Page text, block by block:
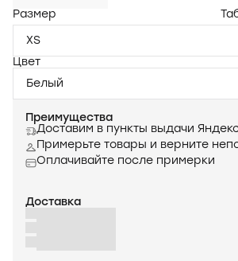
Размер
XS
Цвет
Белый
Преимущества
Доставим в пункты выдачи
Примерьте товары и верните
Оплачивайте после примерки
Доставка